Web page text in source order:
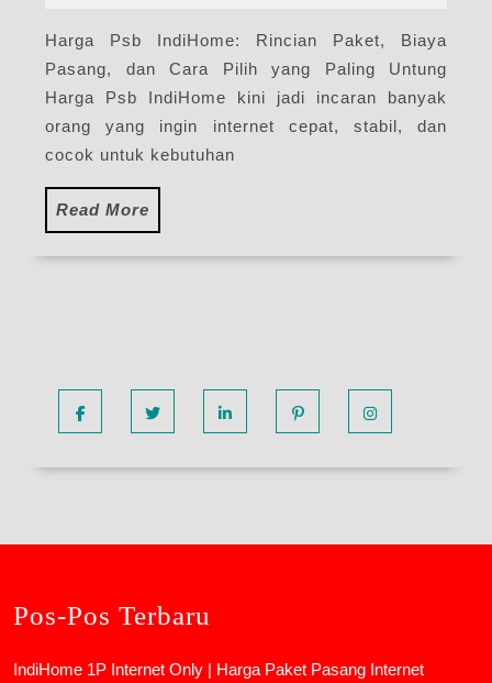
Paket
Pasang
Internet
IndiHome
Terbaru
Harga Psb IndiHome: Rincian Paket, Biaya
Pasang, dan Cara Pilih yang Paling Untung
Harga Psb IndiHome kini jadi incaran banyak
orang yang ingin internet cepat, stabil, dan
cocok untuk kebutuhan
Read More
More
Pos-Pos Terbaru
IndiHome 1P Internet Only | Harga Paket Pasang Internet